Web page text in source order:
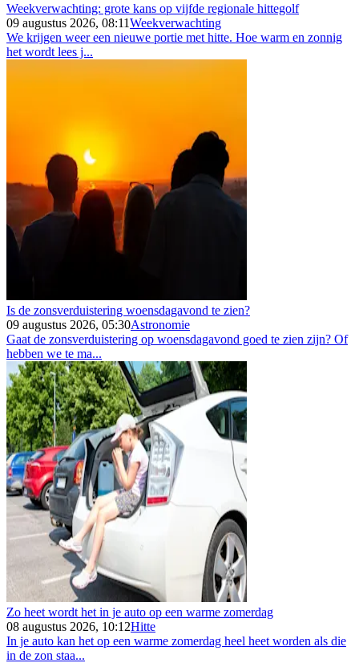
Weekverwachting: grote kans op vijfde regionale hittegolf
09 augustus 2026, 08:11Weekverwachting
We krijgen weer een nieuwe portie met hitte. Hoe warm en zonnig
het wordt lees j...
Is de zonsverduistering woensdagavond te zien?
09 augustus 2026, 05:30Astronomie
Gaat de zonsverduistering op woensdagavond goed te zien zijn? Of
hebben we te ma...
Zo heet wordt het in je auto op een warme zomerdag
08 augustus 2026, 10:12Hitte
In je auto kan het op een warme zomerdag heel heet worden als die
in de zon staa...